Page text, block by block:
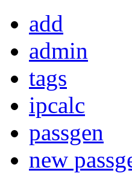
add
admin
tags
ipcalc
passgen
new